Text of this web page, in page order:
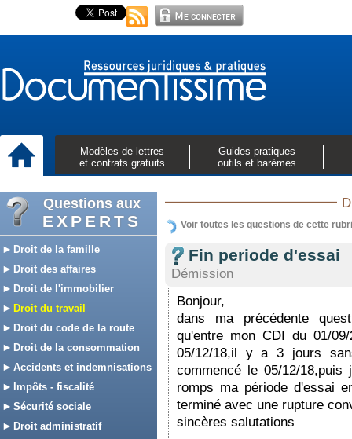
Modèles de lettres
et contrats gratuits
Guides pratiques
outils et barèmes
Questions aux
EXPERTS
Droit de la famille
Droit des affaires
Droit de l'immobilier
Droit du travail
Droit du code de la route
Droit de la consommation
Accidents et indemnisations
Impôts - fiscalité
Sécurité sociale
Droit administratif
Voir toutes les questions de cette
Fin periode d'essai
Démission
Bonjour,
dans ma précédente
qu'entre mon CDI du 01/
05/12/18,il y a 3 jours
commencé le 05/12/
romps ma période d'essai
terminé avec une rupture
sincères salutations